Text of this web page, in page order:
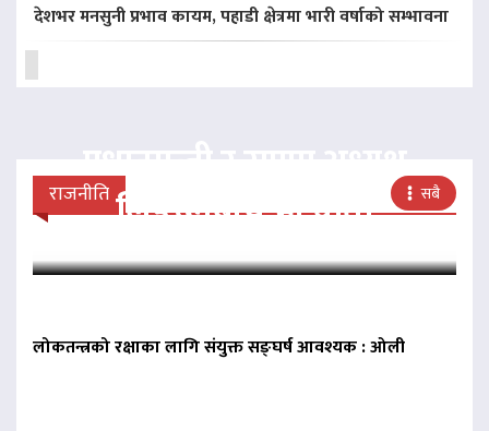
देशभर मनसुनी प्रभाव कायम, पहाडी क्षेत्रमा भारी वर्षाको सम्भावना
राजनीति सबै
प्रधानमन्त्री र राप्रपा अध्यक्ष
लिङदेनबीच भेटवार्ता
लोकतन्त्रको रक्षाका लागि संयुक्त सङ्घर्ष आवश्यक : ओली